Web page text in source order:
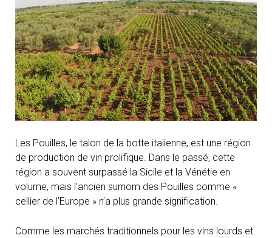
Les Pouilles, le talon de la botte italienne, est une région
de production de vin prolifique. Dans le passé, cette
région a souvent surpassé la Sicile et la Vénétie en
volume, mais l’ancien surnom des Pouilles comme «
cellier de l’Europe » n’a plus grande signification.
Comme les marchés traditionnels pour les vins lourds et